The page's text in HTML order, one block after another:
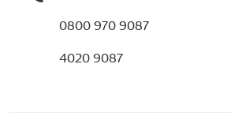
0800 970 9087
4020 9087